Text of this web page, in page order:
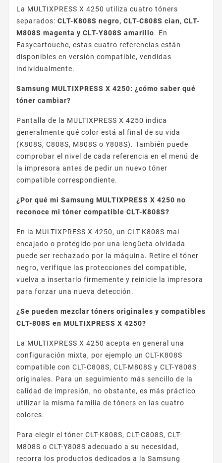
La MULTIXPRESS X 4250 utiliza cuatro tóners
separados: CLT-K808S negro, CLT-C808S cian, CLT-
M808S magenta y CLT-Y808S amarillo. En
Easycartouche, estas cuatro referencias están
disponibles en versión compatible, vendidas
individualmente.
Samsung MULTIXPRESS X 4250: ¿cómo saber qué
tóner cambiar?
Pantalla de la MULTIXPRESS X 4250 indica
generalmente qué color está al final de su vida
(K808S, C808S, M808S o Y808S). También puede
comprobar el nivel de cada referencia en el menú de
la impresora antes de pedir un nuevo tóner
compatible correspondiente.
¿Por qué mi Samsung MULTIXPRESS X 4250 no
reconoce mi tóner compatible CLT-K808S?
En la MULTIXPRESS X 4250, un CLT-K808S mal
encajado o protegido por una lengüeta olvidada
puede ser rechazado por la máquina. Retire el tóner
negro, verifique las protecciones del compatible,
vuelva a insertarlo firmemente y reinicie la impresora
para forzar una nueva detección.
¿Se pueden mezclar tóners originales y compatibles
CLT-808S en MULTIXPRESS X 4250?
La MULTIXPRESS X 4250 acepta en general una
configuración mixta, por ejemplo un CLT-K808S
compatible con CLT-C808S, CLT-M808S y CLT-Y808S
originales. Para un seguimiento más sencillo de la
calidad de impresión, no obstante, es más práctico
utilizar la misma familia de tóners en las cuatro
colores.
Para elegir el tóner CLT-K808S, CLT-C808S, CLT-
M808S o CLT-Y808S adecuado a su necesidad,
recorra los productos dedicados a la Samsung